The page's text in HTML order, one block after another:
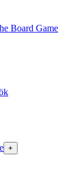
Board Game
+